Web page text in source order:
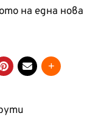
на една нова